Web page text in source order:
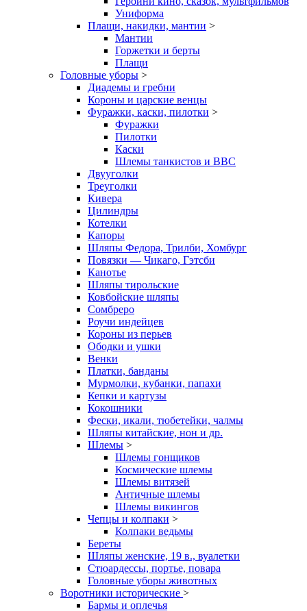
Униформа
Плащи, накидки, мантии >
Мантии
Горжетки и берты
Плащи
Головные уборы >
Диадемы и гребни
Короны и царские венцы
Фуражки, каски, пилотки >
Фуражки
Пилотки
Каски
Шлемы танкистов и ВВС
Двууголки
Треуголки
Кивера
Цилиндры
Котелки
Капоры
Шляпы Федора, Трилби, Хомбург
Повязки — Чикаго, Гэтсби
Канотье
Шляпы тирольские
Ковбойские шляпы
Сомбреро
Роучи индейцев
Короны из перьев
Ободки и ушки
Венки
Платки, банданы
Мурмолки, кубанки, папахи
Кепки и картузы
Кокошники
Фески, икали, тюбетейки, чалмы
Шляпы китайские, нон и др.
Шлемы >
Шлемы гонщиков
Космические шлемы
Шлемы витязей
Античные шлемы
Шлемы викингов
Чепцы и колпаки >
Колпаки ведьмы
Береты
Шляпы женские, 19 в., вуалетки
Стюардессы, портье, повара
Головные уборы животных
Воротники исторические >
Бармы и оплечья